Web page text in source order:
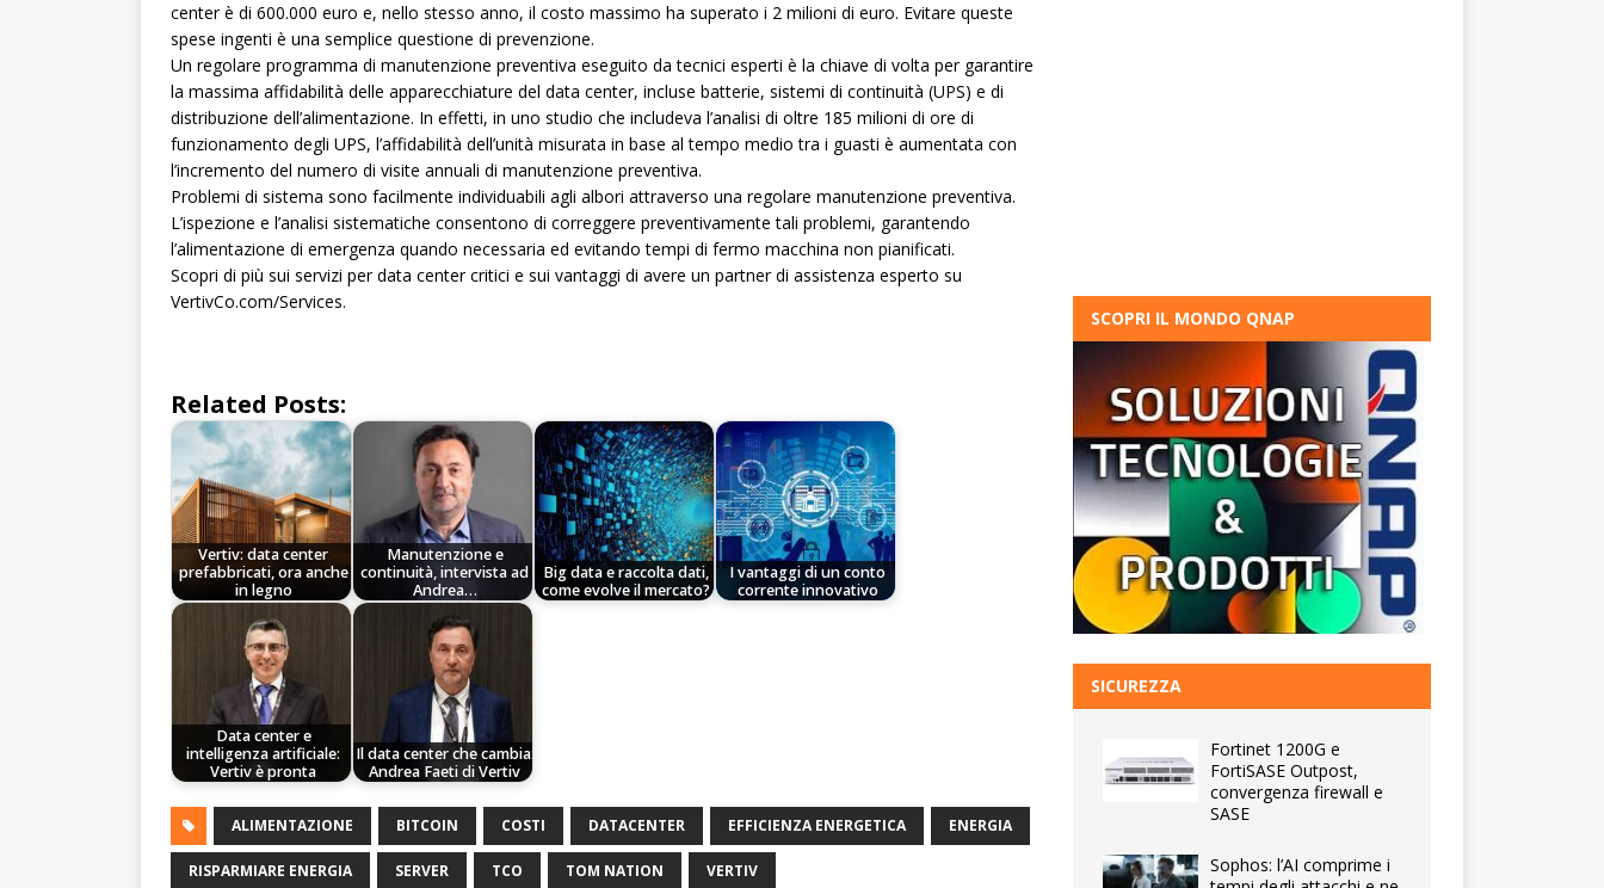
center è di 600.000 euro e, nello stesso anno, il costo massimo ha superato i 2 milioni di euro. Evitare queste
spese ingenti è una semplice questione di prevenzione.
Un regolare programma di manutenzione preventiva eseguito da tecnici esperti è la chiave di volta per garantire
la massima affidabilità delle apparecchiature del data center, incluse batterie, sistemi di continuità (UPS) e di
distribuzione dell’alimentazione. In effetti, in uno studio che includeva l’analisi di oltre 185 milioni di ore di
funzionamento degli UPS, l’affidabilità dell’unità misurata in base al tempo medio tra i guasti è aumentata con
l’incremento del numero di visite annuali di manutenzione preventiva.
Problemi di sistema sono facilmente individuabili agli albori attraverso una regolare manutenzione preventiva.
L’ispezione e l’analisi sistematiche consentono di correggere preventivamente tali problemi, garantendo
l’alimentazione di emergenza quando necessaria ed evitando tempi di fermo macchina non pianificati.
Scopri di più sui servizi per data center critici e sui vantaggi di avere un partner di assistenza esperto su
VertivCo.com/Services.
Related Posts:
Vertiv: data center
prefabbricati, ora anche
in legno
Manutenzione e
continuità, intervista ad
Andrea…
Big data e raccolta dati,
come evolve il mercato?
I vantaggi di un conto
corrente innovativo
Data center e
intelligenza artificiale:
Vertiv è pronta
Il data center che cambia:
Andrea Faeti di Vertiv
ALIMENTAZIONE BITCOIN COSTI DATACENTER EFFICIENZA ENERGETICA ENERGIA
RISPARMIARE ENERGIA SERVER TCO TOM NATION VERTIV
SCOPRI IL MONDO QNAP
SICUREZZA
Fortinet 1200G e
FortiSASE Outpost,
convergenza firewall e
SASE
Sophos: l’AI comprime i